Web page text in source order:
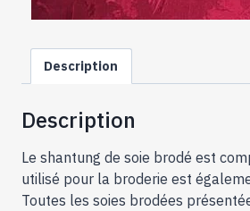
Description
Description
Le shantung de soie brodé est
utilisé pour la broderie est
Toutes les soies brodées